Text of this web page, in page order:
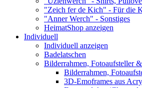
"Zeich fer de Kich" - Für die
"Anner Werch" - Sonstiges
HeimatShop anzeigen
Individuell
Individuell anzeigen
Badelatschen
Bilderrahmen, Fotoaufsteller
Bilderrahmen,
3D-Emoframes aus